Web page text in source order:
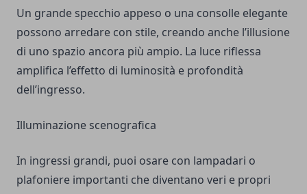
Un grande specchio appeso o una consolle elegante
possono arredare con stile, creando anche l’illusione
di uno spazio ancora più ampio. La luce riflessa
amplifica l’effetto di luminosità e profondità
dell’ingresso.
Illuminazione scenografica
In ingressi grandi, puoi osare con lampadari o
plafoniere importanti che diventano veri e propri